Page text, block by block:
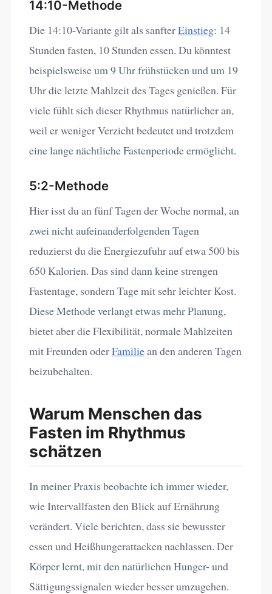
14:10-Methode
Die 14:10-Variante gilt als sanfterEinstieg: 14
Stunden fasten, 10 Stunden essen. Du könntest
beispielsweise um 9 Uhr frühstücken und um 19
Uhr die letzte Mahlzeit des Tages genießen. Für
viele fühlt sich dieser Rhythmus natürlicher an,
weil er weniger Verzicht bedeutet und trotzdem
eine lange nächtliche Fastenperiode ermöglicht.
5:2-Methode
Hier isst du an fünf Tagen der Woche normal, an
zwei nicht aufeinanderfolgenden Tagen
reduzierst du die Energiezufuhr auf etwa 500 bis
650 Kalorien. Das sind dann keine strengen
Fastentage, sondern Tage mit sehr leichter Kost.
Diese Methode verlangt etwas mehr Planung,
bietet aber die Flexibilität, normale Mahlzeiten
mit Freunden oderFamiliean den anderen Tagen
beizubehalten.
Warum Menschen das
Fasten im Rhythmus
schätzen
In meiner Praxis beobachte ich immer wieder,
wie Intervallfasten den Blick auf Ernährung
verändert. Viele berichten, dass sie bewusster
essen und Heißhungerattacken nachlassen. Der
Körper lernt, mit den natürlichen Hunger- und
Sättigungssignalen wieder besser umzugehen.